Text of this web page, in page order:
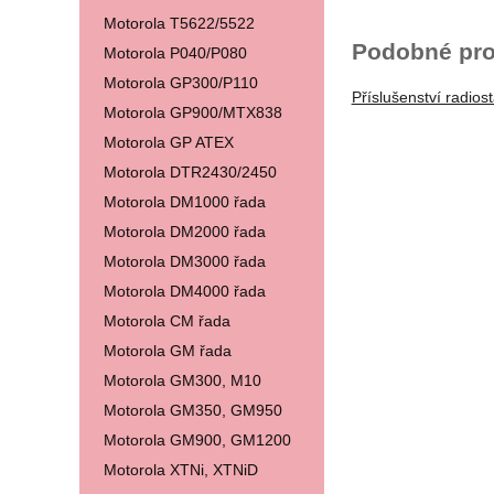
Podobné
Příslušenství
Motorola T5622/5522
Motorola P040/P080
Motorola GP300/P110
Motorola GP900/MTX838
Motorola GP ATEX
Motorola DTR2430/2450
Motorola DM1000 řada
Motorola DM2000 řada
Motorola DM3000 řada
Motorola DM4000 řada
Motorola CM řada
Motorola GM řada
Motorola GM300, M10
Motorola GM350, GM950
Motorola GM900, GM1200
Motorola XTNi, XTNiD